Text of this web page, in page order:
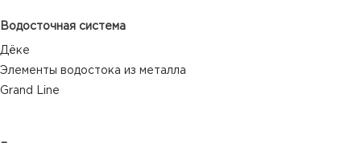
Водосточная система
Дёке
Элементы водостока из металла
Grand Line